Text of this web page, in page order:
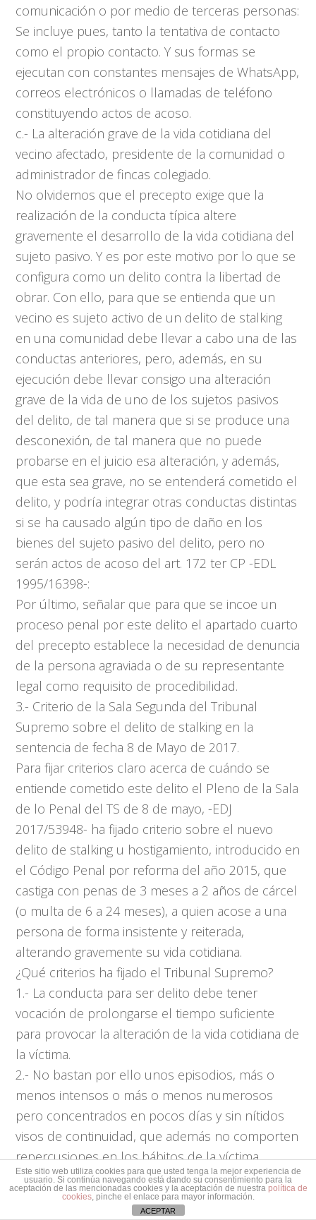
comunicación o por medio de terceras personas:
Se incluye pues, tanto la tentativa de contacto
como el propio contacto. Y sus formas se
ejecutan con constantes mensajes de WhatsApp,
correos electrónicos o llamadas de teléfono
constituyendo actos de acoso.
c.- La alteración grave de la vida cotidiana del
vecino afectado, presidente de la comunidad o
administrador de fincas colegiado.
No olvidemos que el precepto exige que la
realización de la conducta típica altere
gravemente el desarrollo de la vida cotidiana del
sujeto pasivo. Y es por este motivo por lo que se
configura como un delito contra la libertad de
obrar. Con ello, para que se entienda que un
vecino es sujeto activo de un delito de stalking
en una comunidad debe llevar a cabo una de las
conductas anteriores, pero, además, en su
ejecución debe llevar consigo una alteración
grave de la vida de uno de los sujetos pasivos
del delito, de tal manera que si se produce una
desconexión, de tal manera que no puede
probarse en el juicio esa alteración, y además,
que esta sea grave, no se entenderá cometido el
delito, y podría integrar otras conductas distintas
si se ha causado algún tipo de daño en los
bienes del sujeto pasivo del delito, pero no
serán actos de acoso del art. 172 ter CP -EDL
1995/16398-:
Por último, señalar que para que se incoe un
proceso penal por este delito el apartado cuarto
del precepto establece la necesidad de denuncia
de la persona agraviada o de su representante
legal como requisito de procedibilidad.
3.- Criterio de la Sala Segunda del Tribunal
Supremo sobre el delito de stalking en la
sentencia de fecha 8 de Mayo de 2017.
Para fijar criterios claro acerca de cuándo se
entiende cometido este delito el Pleno de la Sala
de lo Penal del TS de 8 de mayo, -EDJ
2017/53948- ha fijado criterio sobre el nuevo
delito de stalking u hostigamiento, introducido en
el Código Penal por reforma del año 2015, que
castiga con penas de 3 meses a 2 años de cárcel
(o multa de 6 a 24 meses), a quien acose a una
persona de forma insistente y reiterada,
alterando gravemente su vida cotidiana.
¿Qué criterios ha fijado el Tribunal Supremo?
1.- La conducta para ser delito debe tener
vocación de prolongarse el tiempo suficiente
para provocar la alteración de la vida cotidiana de
la víctima.
2.- No bastan por ello unos episodios, más o
menos intensos o más o menos numerosos
pero concentrados en pocos días y sin nítidos
visos de continuidad, que además no comporten
repercusiones en los hábitos de la víctima.
Con ello, en el caso de las comunidades de
vecinos debe tratarse, no de actos puntuales,
Este sitio web utiliza cookies para que usted tenga la mejor experiencia de
usuario. Si continúa navegando está dando su consentimiento para la
aceptación de las mencionadas cookies y la aceptación de nuestra política de
cookies, pinche el enlace para mayor información.
ACEPTAR